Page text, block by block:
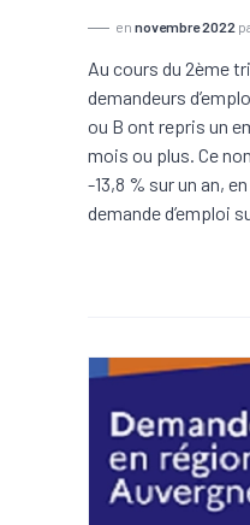
en novembre 2022
Au cours du 2ème
demandeurs
ou B ont repris un
mois ou plus. Ce
-13,8 % sur un an,
demande d’emploi